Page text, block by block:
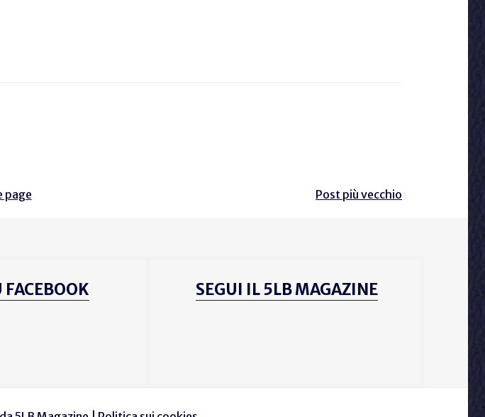
page Post più vecchio
FACEBOOK SEGUI IL 5LB MAGAZINE